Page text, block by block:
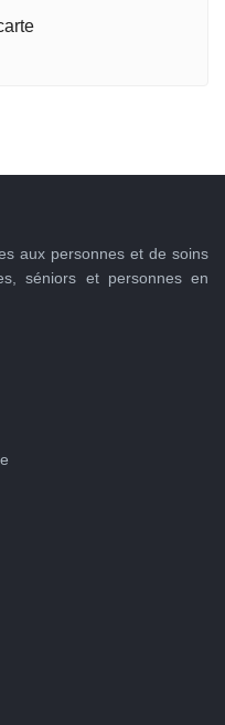
aux personnes et de soins
séniors et personnes en